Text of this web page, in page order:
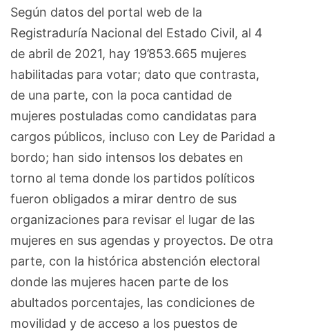
Según datos del portal web de la
Registraduría Nacional del Estado Civil, al 4
de abril de 2021, hay 19’853.665 mujeres
habilitadas para votar; dato que contrasta,
de una parte, con la poca cantidad de
mujeres postuladas como candidatas para
cargos públicos, incluso con Ley de Paridad a
bordo; han sido intensos los debates en
torno al tema donde los partidos políticos
fueron obligados a mirar dentro de sus
organizaciones para revisar el lugar de las
mujeres en sus agendas y proyectos. De otra
parte, con la histórica abstención electoral
donde las mujeres hacen parte de los
abultados porcentajes, las condiciones de
movilidad y de acceso a los puestos de